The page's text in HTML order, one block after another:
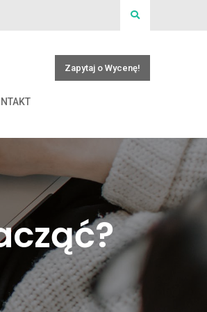
Zapytaj o Wycenę!